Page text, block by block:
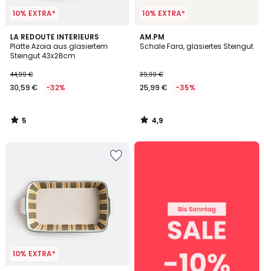
10% EXTRA*
LA REDOUTE INTERIEURS
Platte Azoia aus glasiertem
Steingut 43x28cm
44,99 €
30,59 € -32%
5
/
5
5
/
10% EXTRA*
AM.PM
Schale Fara, glasiertes Steingut
39,99 €
25,99 € -35%
4,9
/ 5
4,9
/
10% EXTRA*
SALE
Artikeln*